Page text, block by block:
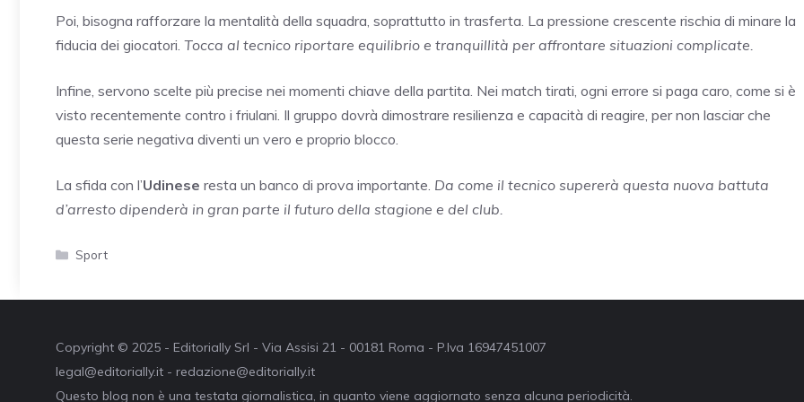
Poi, bisogna rafforzare la mentalità della squadra, soprattutto in trasferta. La pressione crescente rischia di minare la
fiducia dei giocatori. Tocca al tecnico riportare equilibrio e tranquillità per affrontare situazioni complicate.
Infine, servono scelte più precise nei momenti chiave della partita. Nei match tirati, ogni errore si paga caro, come si è
visto recentemente contro i friulani. Il gruppo dovrà dimostrare resilienza e capacità di reagire, per non lasciar che
questa serie negativa diventi un vero e proprio blocco.
La sfida con l’Udinese resta un banco di prova importante. Da come il tecnico supererà questa nuova battuta
d’arresto dipenderà in gran parte il futuro della stagione e del club.
Categorie
Sport
Copyright © 2025 - Editorially Srl - Via Assisi 21 - 00181 Roma - P.Iva 16947451007
legal@editorially.it - redazione@editorially.it
Questo blog non è una testata giornalistica, in quanto viene aggiornato senza alcuna periodicità.